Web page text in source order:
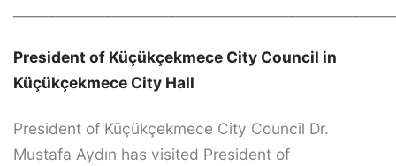
President of Küçükçekmece City Council in
Küçükçekmece City Hall
President of Küçükçekmece City Council Dr.
Mustafa Aydın has visited President of